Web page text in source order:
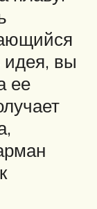
идея, вы
ее